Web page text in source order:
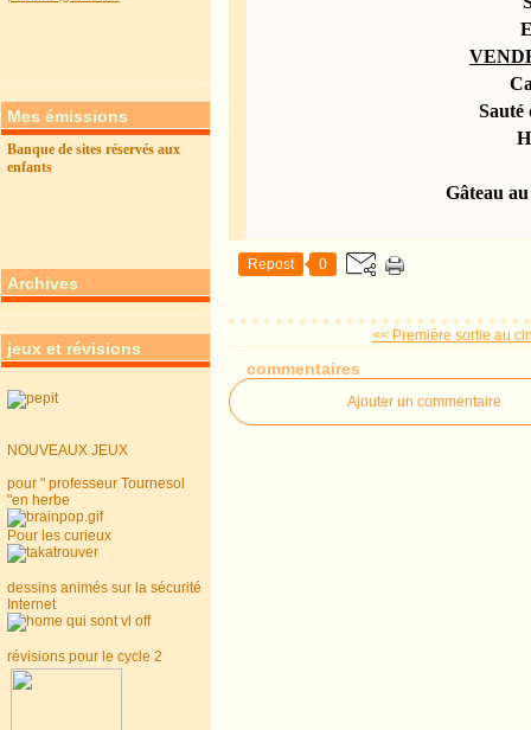
Mes émissions
Banque de sites réservés aux
enfants
Archives
jeux et révisions
NOUVEAUX JEUX
pour " professeur Tournesol
"en herbe
Pour les curieux
dessins animés sur la sécurité
Internet
révisions pour le cycle 2
Sauté
Gâteau
Repost 0
<< Première sortie au
commentaires
Ajouter un commentaire